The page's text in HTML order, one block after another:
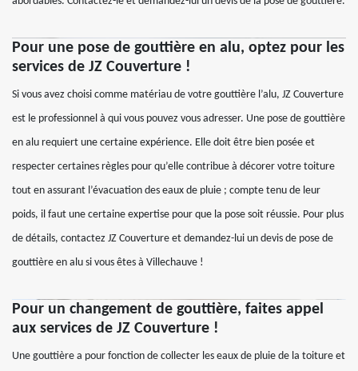
Pour une pose de gouttière en alu, optez pour les
services de JZ Couverture !
Si vous avez choisi comme matériau de votre gouttière l’alu, JZ Couverture
est le professionnel à qui vous pouvez vous adresser. Une pose de gouttière
en alu requiert une certaine expérience. Elle doit être bien posée et
respecter certaines règles pour qu’elle contribue à décorer votre toiture
tout en assurant l’évacuation des eaux de pluie ; compte tenu de leur
poids, il faut une certaine expertise pour que la pose soit réussie. Pour plus
de détails, contactez JZ Couverture et demandez-lui un devis de pose de
gouttière en alu si vous êtes à Villechauve !
Pour un changement de gouttière, faites appel
aux services de JZ Couverture !
Une gouttière a pour fonction de collecter les eaux de pluie de la toiture et